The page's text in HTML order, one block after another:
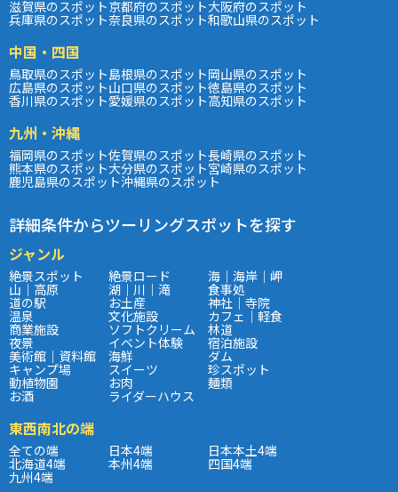
滋賀県のスポット京都府のスポット大阪府のスポット
兵庫県のスポット奈良県のスポット和歌山県のスポット
中国・四国
鳥取県のスポット島根県のスポット岡山県のスポット
広島県のスポット山口県のスポット徳島県のスポット
香川県のスポット愛媛県のスポット高知県のスポット
九州・沖縄
福岡県のスポット佐賀県のスポット長崎県のスポット
熊本県のスポット大分県のスポット宮崎県のスポット
鹿児島県のスポット沖縄県のスポット
詳細条件からツーリングスポットを探す
ジャンル
絶景スポット 絶景ロード 海｜海岸｜岬
山｜高原 湖｜川｜滝 食事処
道の駅 お土産 神社｜寺院
温泉 文化施設 カフェ｜軽食
商業施設 ソフトクリーム 林道
夜景 イベント体験 宿泊施設
美術館｜資料館 海鮮 ダム
キャンプ場 スイーツ 珍スポット
動植物園 お肉 麺類
お酒 ライダーハウス
東西南北の端
全ての端 日本4端 日本本土4端
北海道4端 本州4端 四国4端
九州4端